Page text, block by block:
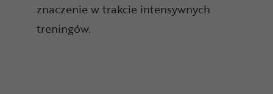
znaczenie w trakcie intensywnych
treningów.